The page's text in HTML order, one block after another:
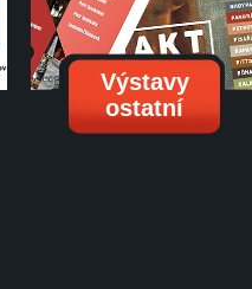
Výstavy
ostatní